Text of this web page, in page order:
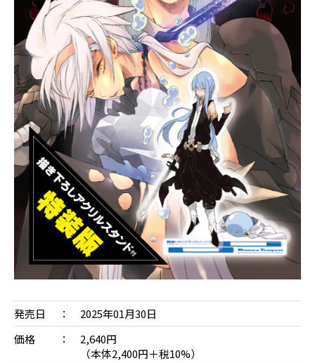
発売日
2025年01月30日
価格
2,640円
（本体2,400円＋税10%）